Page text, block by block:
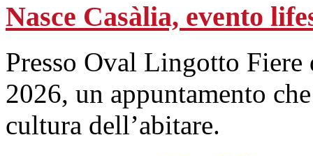
Nasce Casàlia, evento
Presso Oval Lingotto
2026, un appuntamento
cultura dell’abitare.